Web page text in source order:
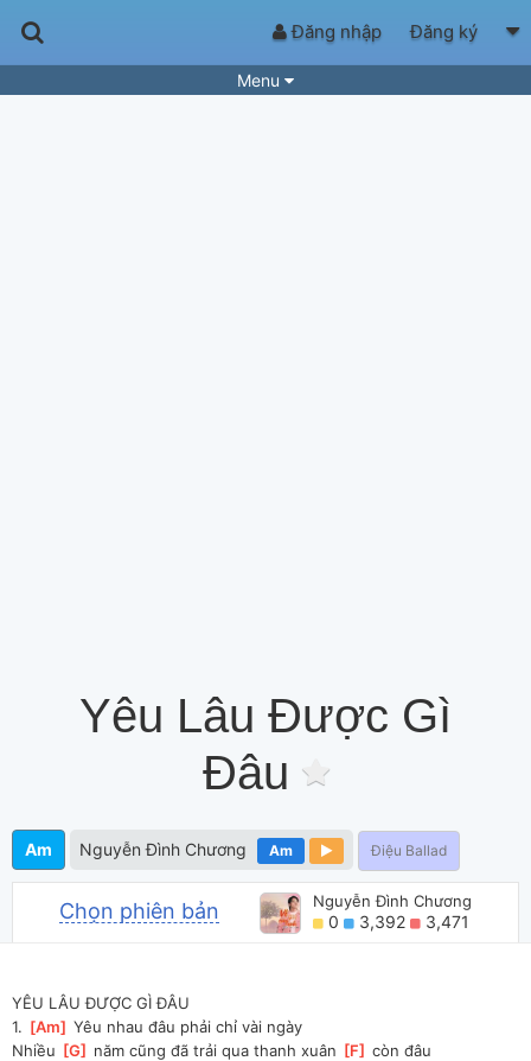
Đăng nhập Đăng ký
Menu
Yêu Lâu Được Gì
Đâu
Am Nguyễn Đình Chương Am Điệu Ballad
Chọn phiên bản Nguyễn Đình Chương
0 3,392 3,471
YÊU LÂU ĐƯỢC GÌ ĐÂU
1. [Am ] Yêu nhau đâu phải chỉ vài ngày
Nhiều [G năm cũng đã trải qua thanh xuân [F ] còn đâu